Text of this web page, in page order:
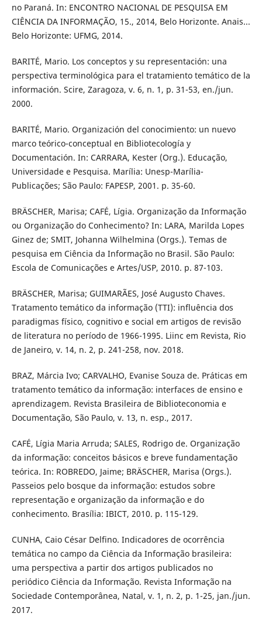
no Paraná. In: ENCONTRO NACIONAL DE PESQUISA EM
CIÊNCIA DA INFORMAÇÃO, 15., 2014, Belo Horizonte. Anais...
Belo Horizonte: UFMG, 2014.
BARITÉ, Mario. Los conceptos y su representación: una
perspectiva terminológica para el tratamiento temático de la
información. Scire, Zaragoza, v. 6, n. 1, p. 31-53, en./jun.
2000.
BARITÉ, Mario. Organización del conocimiento: un nuevo
marco teórico-conceptual en Bibliotecología y
Documentación. In: CARRARA, Kester (Org.). Educação,
Universidade e Pesquisa. Marília: Unesp-Marília-
Publicações; São Paulo: FAPESP, 2001. p. 35-60.
BRÄSCHER, Marisa; CAFÉ, Lígia. Organização da Informação
ou Organização do Conhecimento? In: LARA, Marilda Lopes
Ginez de; SMIT, Johanna Wilhelmina (Orgs.). Temas de
pesquisa em Ciência da Informação no Brasil. São Paulo:
Escola de Comunicações e Artes/USP, 2010. p. 87-103.
BRÄSCHER, Marisa; GUIMARÃES, José Augusto Chaves.
Tratamento temático da informação (TTI): influência dos
paradigmas físico, cognitivo e social em artigos de revisão
de literatura no período de 1966-1995. Liinc em Revista, Rio
de Janeiro, v. 14, n. 2, p. 241-258, nov. 2018.
BRAZ, Márcia Ivo; CARVALHO, Evanise Souza de. Práticas em
tratamento temático da informação: interfaces de ensino e
aprendizagem. Revista Brasileira de Biblioteconomia e
Documentação, São Paulo, v. 13, n. esp., 2017.
CAFÉ, Lígia Maria Arruda; SALES, Rodrigo de. Organização
da informação: conceitos básicos e breve fundamentação
teórica. In: ROBREDO, Jaime; BRÄSCHER, Marisa (Orgs.).
Passeios pelo bosque da informação: estudos sobre
representação e organização da informação e do
conhecimento. Brasília: IBICT, 2010. p. 115-129.
CUNHA, Caio César Delfino. Indicadores de ocorrência
temática no campo da Ciência da Informação brasileira:
uma perspectiva a partir dos artigos publicados no
periódico Ciência da Informação. Revista Informação na
Sociedade Contemporânea, Natal, v. 1, n. 2, p. 1-25, jan./jun.
2017.